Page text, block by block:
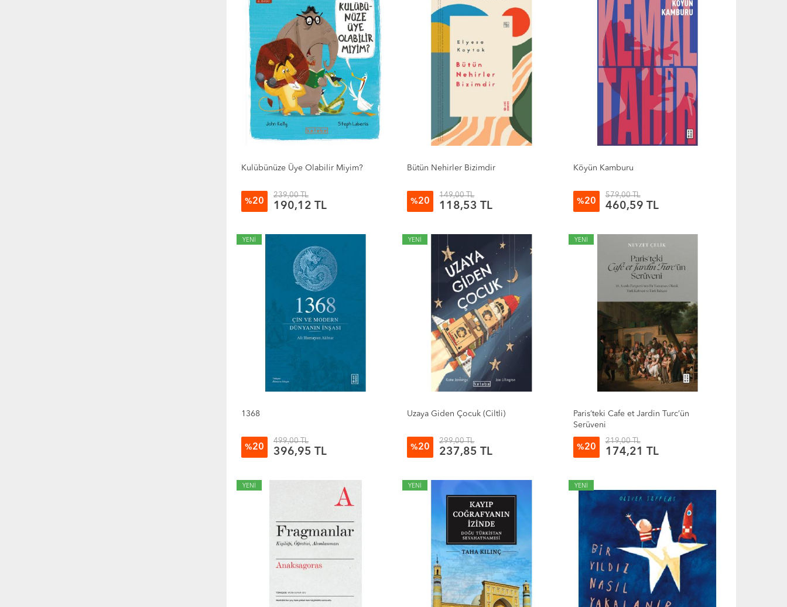
Kulübünüze Üye Olabilir Miyim?
%20
239,00 TL
190,12 TL
Bütün Nehirler Bizimdir
%20
149,00 TL
118,53 TL
Köyün Kamburu
%20
579,00 TL
460,59 TL
YENİ
1368
%20
499,00 TL
396,95 TL
YENİ
Uzaya Giden Çocuk (Ciltli)
%20
299,00 TL
237,85 TL
YENİ
Paris’teki Cafe et Jardin Turc’ün
Serüveni
%20
219,00 TL
174,21 TL
YENİ YENİ YENİ